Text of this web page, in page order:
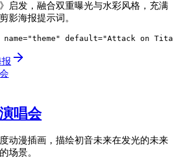
启发，融合双重曝光与水彩风格，充满
影海报提示词。
name="theme" default="Attack
唱会
动漫插画，描绘初音未来在发光的未来
场景。